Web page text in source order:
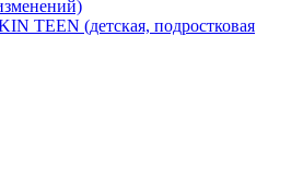
TEEN (детская, подростковая